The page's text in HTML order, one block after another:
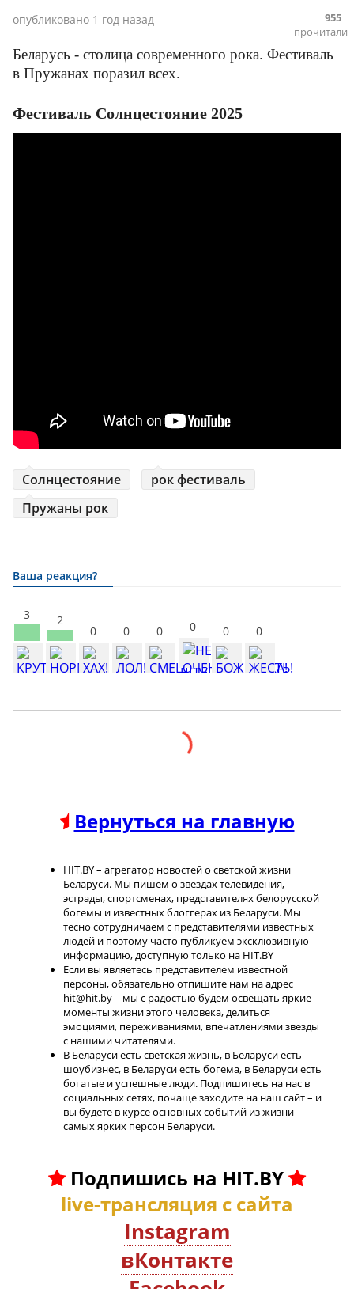
опубликовано 1 год назад
955
прочитали
Беларусь - столица современного рока. Фестиваль
в Пружанах поразил всех.
Фестиваль Солнцестояние 2025
Солнцестояние
рок фестиваль
Пружаны рок
Ваша реакция?
3 2
0 0 0 0 0 0
Вернуться на главную
HIT.BY – агрегатор новостей о светской жизни
Беларуси. Мы пишем о звездах телевидения,
эстрады, спортсменах, представителях белорусской
богемы и известных блоггерах из Беларуси. Мы
тесно сотрудничаем с представителями известных
людей и поэтому часто публикуем эксклюзивную
информацию, доступную только на HIT.BY
Если вы являетесь представителем известной
персоны, обязательно отпишите нам на адрес
hit@hit.by – мы с радостью будем освещать яркие
моменты жизни этого человека, делиться
эмоциями, переживаниями, впечатлениями звезды
с нашими читателями.
В Беларуси есть светская жизнь, в Беларуси есть
шоубизнес, в Беларуси есть богема, в Беларуси есть
богатые и успешные люди. Подпишитесь на нас в
социальных сетях, почаще заходите на наш сайт – и
вы будете в курсе основных событий из жизни
самых ярких персон Беларуси.
Подпишись на HIT.BY
live-трансляция с сайта
Instagram
вКонтакте